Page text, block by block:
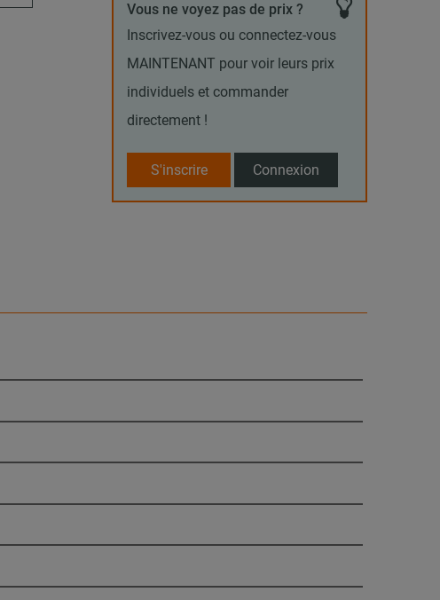
Vous ne voyez pas de prix ?
Inscrivez-vous ou connectez-vous
MAINTENANT pour voir leurs prix
individuels et commander
directement !
S'inscrire Connexion